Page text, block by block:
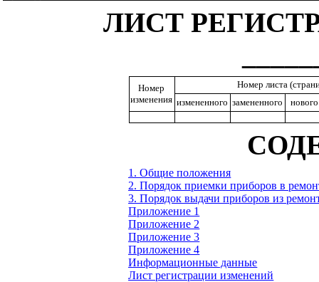
ЛИСТ
Номер
изменения
Номер листа
измененного замененного нового
1. Общие положения
2. Порядок приемки приборов в
3. Порядок выдачи приборов из
Приложение 1
Приложение 2
Приложение 3
Приложение 4
Информационные данные
Лист регистрации изменений